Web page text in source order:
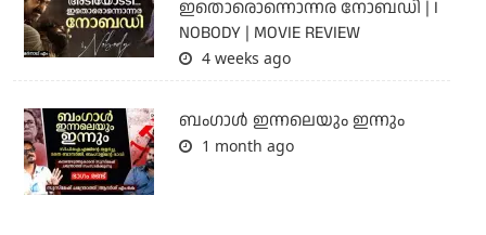
ഇതൊരൊന്നൊന്നര നോബഡി | I
NOBODY | MOVIE REVIEW
4 weeks ago
ബംഗാള്‍ ഇന്നലെയും ഇന്നും
1 month ago